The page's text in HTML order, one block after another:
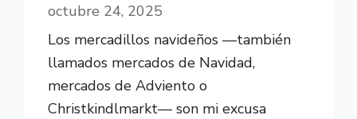
octubre 24, 2025
Los mercadillos navideños —también
llamados mercados de Navidad,
mercados de Adviento o
Christkindlmarkt— son mi excusa